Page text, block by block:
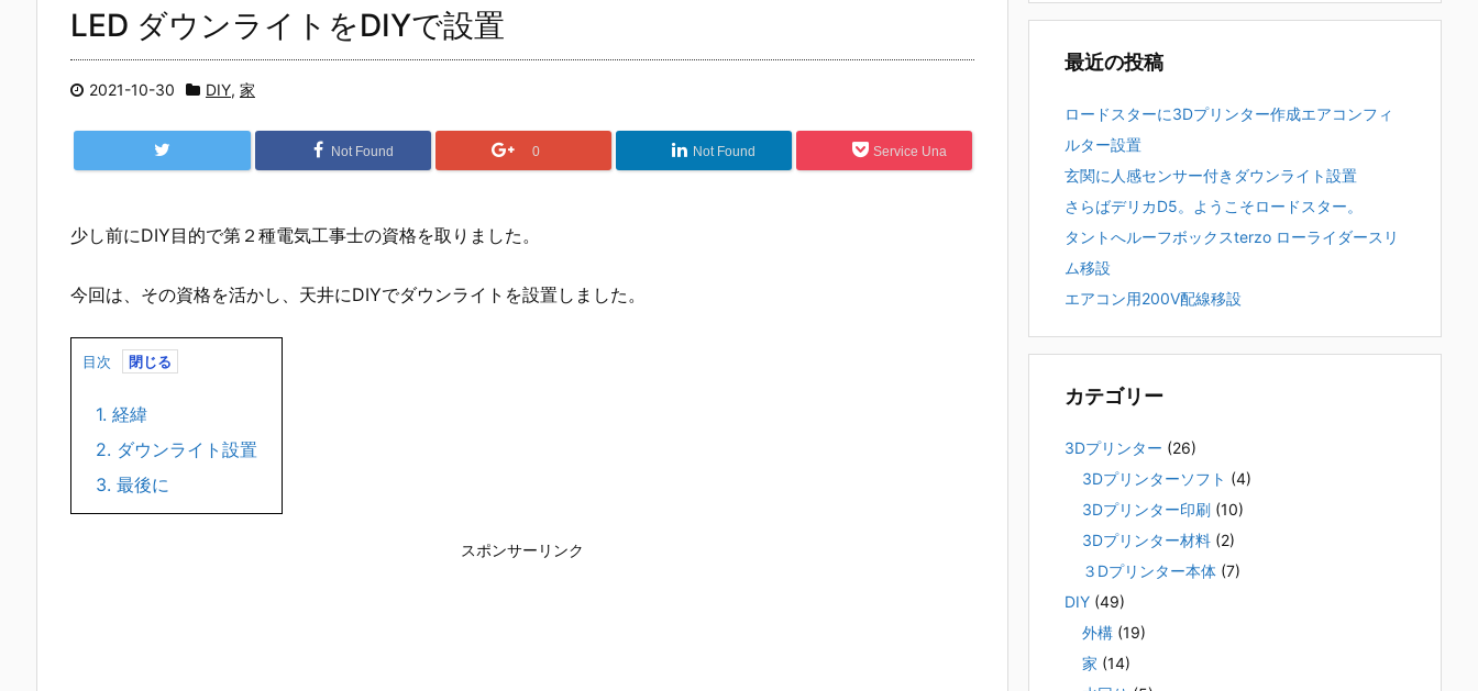
LED ダウンライトをDIYで設置
2021-10-30 DIY, 家
Not Found 0 Not Found Service Una
少し前にDIY目的で第２種電気工事士の資格を取りました。
今回は、その資格を活かし、天井にDIYでダウンライトを設置しました。
目次
1. 経緯
2. ダウンライト設置
3. 最後に
スポンサーリンク
最近の投稿
ロードスターに3Dプリンター作成エアコンフィ
ルター設置
玄関に人感センサー付きダウンライト設置
さらばデリカD5。ようこそロードスター。
タントへルーフボックスterzo ローライダースリ
ム移設
エアコン用200V配線移設
カテゴリー
3Dプリンター (26)
3Dプリンターソフト (4)
3Dプリンター印刷 (10)
3Dプリンター材料 (2)
３Dプリンター本体 (7)
DIY (49)
外構 (19)
家 (14)